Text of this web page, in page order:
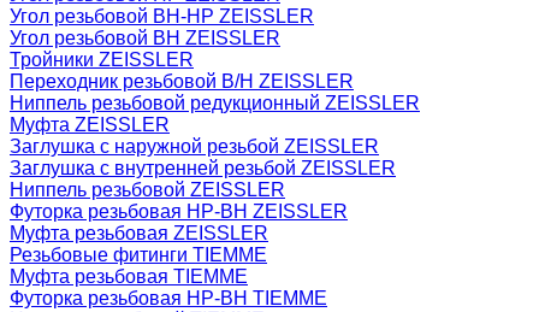
Угол резьбовой ВН-НР ZEISSLER
Угол резьбовой ВН ZEISSLER
Тройники ZEISSLER
Переходник резьбовой В/Н ZEISSLER
Ниппель резьбовой редукционный ZEISSLER
Муфта ZEISSLER
Заглушка с наружной резьбой ZEISSLER
Заглушка с внутренней резьбой ZEISSLER
Ниппель резьбовой ZEISSLER
Футорка резьбовая НР-ВН ZEISSLER
Муфта резьбовая ZEISSLER
Резьбовые фитинги TIEMME
Муфта резьбовая TIEMME
Футорка резьбовая НР-ВН TIEMME